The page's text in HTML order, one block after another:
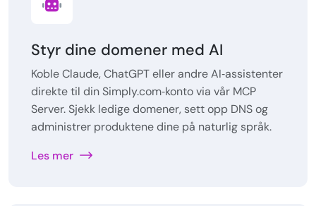
Styr dine domener med AI
Koble Claude, ChatGPT eller andre AI‑assistenter
direkte til din Simply.com‑konto via vår MCP
Server. Sjekk ledige domener, sett opp DNS og
administrer produktene dine på naturlig språk.
Les mer